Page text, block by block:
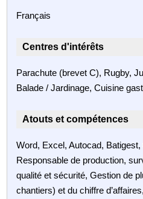
Français
Centres d'intérêts
Parachute (brevet C), Rugby,
Balade / Jardinage, Cuisine
Atouts et compétences
Word, Excel, Autocad,
Responsable de production,
qualité et sécurité, Gestion de
chantiers) et du chiffre